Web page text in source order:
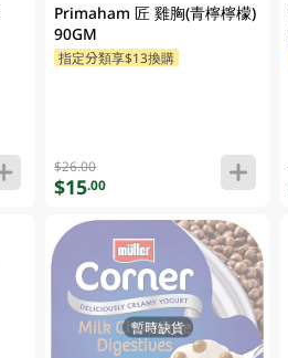
Primaham 匠 雞胸(青檸檸檬)
90GM
指定分類享$13換購
$26.00
$15.00
暫時缺貨